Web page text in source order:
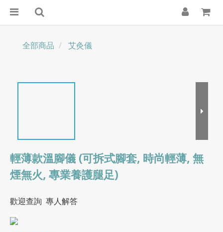
全部商品 艾灸儀
輕薄款溫腳儀 (可拆式腳套, 時尚輕薄, 無
煙無火, 專業養護腿足)
歡迎查詢  專人解答